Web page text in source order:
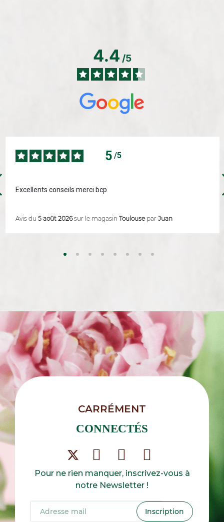
4.4 /5
5 /5
Excellents conseils merci bcp
Avis du 5 août 2026sur le magasin Toulousepar Juan
CARRÉMENT
CONNECTÉS
Pour ne rien manquer, inscrivez-vous à
notre Newsletter !
Inscription